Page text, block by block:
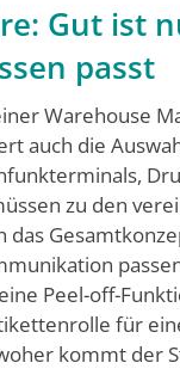
Gut ist
passt
Warehouse
auch die
zu den
das
Peel-off-
für
kommt der